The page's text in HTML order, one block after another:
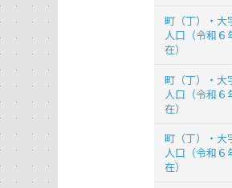
町（丁）・大
人口（令和６
在）
町（丁）・大
人口（令和６
在）
町（丁）・大
人口（令和６
在）